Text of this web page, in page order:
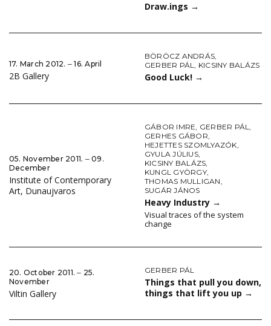
Draw.ings →
17. March 2012. ‒ 16. April
2B Gallery
BÖRÖCZ ANDRÁS,
GERBER PÁL, KICSINY BALÁZS
Good Luck! →
05. November 2011. ‒ 09.
December
Institute of Contemporary
Art, Dunaujvaros
GÁBOR IMRE, GERBER PÁL,
GERHES GÁBOR,
HEJETTES SZOMLYAZÓK,
GYULA JÚLIUS,
KICSINY BALÁZS,
KUNGL GYÖRGY,
THOMAS MULLIGAN,
SUGÁR JÁNOS
Heavy Industry →
Visual traces of the system
change
20. October 2011. ‒ 25.
November
Viltin Gallery
GERBER PÁL
Things that pull you down,
things that lift you up →